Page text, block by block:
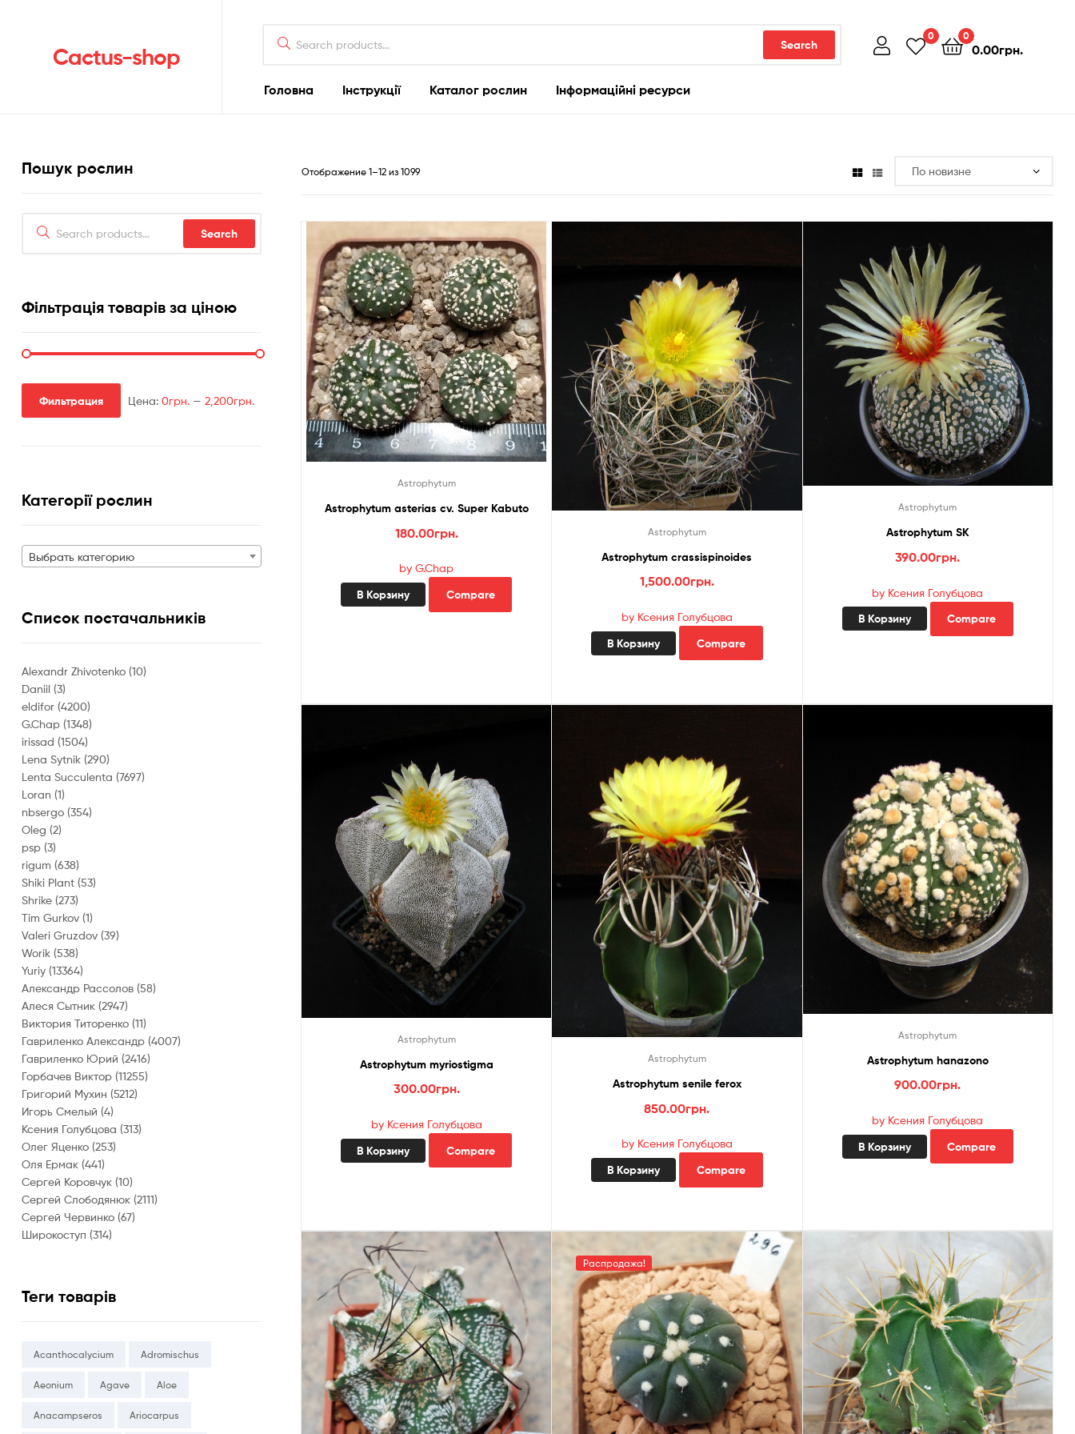
Cactus-shop
for:
Search
0 0
0.00грн.
Головна Інструкції Каталог рослин Інформаційні ресурси
Отображение 1–12 из 1099Сортировка:
Astrophytum
Astrophytum asterias cv. Super Kabuto
180.00грн.
by G.Chap
В Корзину Compare
Astrophytum
Astrophytum crassispinoides
1,500.00грн.
by Ксения Голубцова
В Корзину Compare
Astrophytum
Astrophytum SK
390.00грн.
by Ксения Голубцова
В Корзину Compare
Astrophytum
Astrophytum myriostigma
300.00грн.
by Ксения Голубцова
В Корзину Compare
Astrophytum
Astrophytum senile ferox
850.00грн.
by Ксения Голубцова
В Корзину Compare
Astrophytum
Astrophytum hanazono
900.00грн.
by Ксения Голубцова
В Корзину Compare
Распродажа!
Пошук рослин
for:
Search
Фільтрація товарів за ціною
Фильтрация Цена: 0грн.— 2,200грн.
Категорії рослин
Выбрать категорию
Список постачальників
Alexandr Zhivotenko (10)
Daniil (3)
eldifor (4200)
G.Chap (1348)
irissad (1504)
Lena Sytnik (290)
Lenta Succulenta (7697)
Loran (1)
nbsergo (354)
Oleg (2)
psp (3)
rigum (638)
Shiki Plant (53)
Shrike (273)
Tim Gurkov (1)
Valeri Gruzdov (39)
Worik (538)
Yuriy (13364)
Александр Рассолов (58)
Алеся Сытник (2947)
Виктория Титоренко (11)
Гавриленко Александр (4007)
Гавриленко Юрий (2416)
Горбачев Виктор (11255)
Григорий Мухин (5212)
Игорь Смелый (4)
Ксения Голубцова (313)
Олег Яценко (253)
Оля Ермак (441)
Сергей Коровчук (10)
Сергей Слободянюк (2111)
Сергей Червинко (67)
Широкоступ (314)
Теги товарів
Acanthocalycium Adromischus
Aeonium Agave Aloe
Anacampseros Ariocarpus